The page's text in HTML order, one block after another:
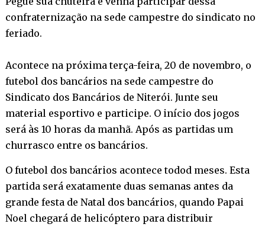
confraternização na sede campestre do sindicato no
feriado.
Acontece na próxima terça-feira, 20 de novembro, o
futebol dos bancários na sede campestre do
Sindicato dos Bancários de Niterói. Junte seu
material esportivo e participe. O início dos jogos
será às 10 horas da manhã. Após as partidas um
churrasco entre os bancários.
O futebol dos bancários acontece todod meses. Esta
partida será exatamente duas semanas antes da
grande festa de Natal dos bancários, quando Papai
Noel chegará de helicóptero para distribuir